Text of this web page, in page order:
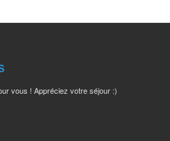
vous ! Appréciez votre séjour :)